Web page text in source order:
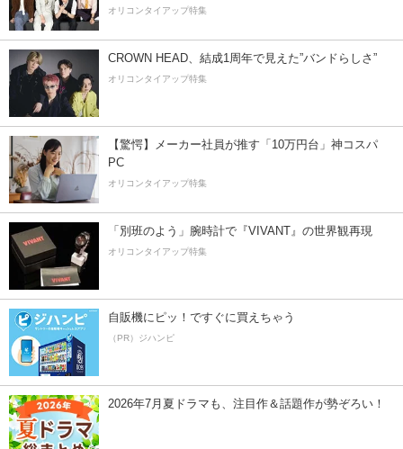
オリコンタイアップ特集
CROWN HEAD、結成1周年で見えた”バンドらしさ”
オリコンタイアップ特集
【驚愕】メーカー社員が推す「10万円台」神コスパ
PC
オリコンタイアップ特集
「別班のよう」腕時計で『VIVANT』の世界観再現
オリコンタイアップ特集
自販機にピッ！ですぐに買えちゃう
（PR）ジハンピ
2026年7月夏ドラマも、注目作＆話題作が勢ぞろい！